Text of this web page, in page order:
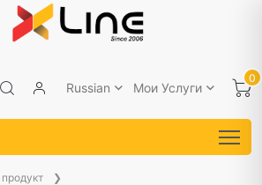
Russian Мои Услуги
0
продукт